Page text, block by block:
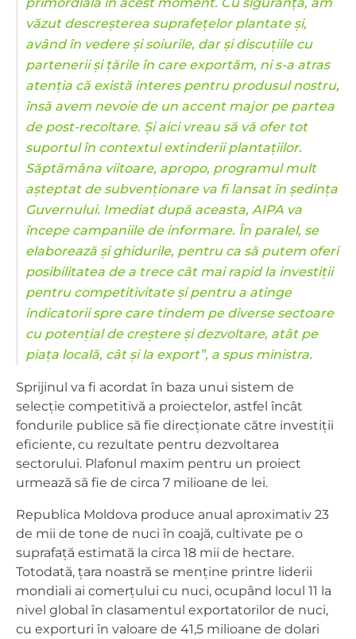
primordială în acest moment. Cu siguranță, am
văzut descreșterea suprafețelor plantate și,
având în vedere și soiurile, dar și discuțiile cu
partenerii și țările în care exportăm, ni s-a atras
atenția că există interes pentru produsul nostru,
însă avem nevoie de un accent major pe partea
de post-recoltare. Și aici vreau să vă ofer tot
suportul în contextul extinderii plantațiilor.
Săptămâna viitoare, apropo, programul mult
așteptat de subvenționare va fi lansat în ședința
Guvernului. Imediat după aceasta, AIPA va
începe campaniile de informare. În paralel, se
elaborează și ghidurile, pentru ca să putem oferi
posibilitatea de a trece cât mai rapid la investiții
pentru competitivitate și pentru a atinge
indicatorii spre care tindem pe diverse sectoare
cu potențial de creștere și dezvoltare, atât pe
piața locală, cât și la export”, a spus ministra.
Sprijinul va fi acordat în baza unui sistem de
selecție competitivă a proiectelor, astfel încât
fondurile publice să fie direcționate către investiții
eficiente, cu rezultate pentru dezvoltarea
sectorului. Plafonul maxim pentru un proiect
urmează să fie de circa 7 milioane de lei.
Republica Moldova produce anual aproximativ 23
de mii de tone de nuci în coajă, cultivate pe o
suprafață estimată la circa 18 mii de hectare.
Totodată, țara noastră se menține printre liderii
mondiali ai comerțului cu nuci, ocupând locul 11 la
nivel global în clasamentul exportatorilor de nuci,
cu exporturi în valoare de 41,5 milioane de dolari